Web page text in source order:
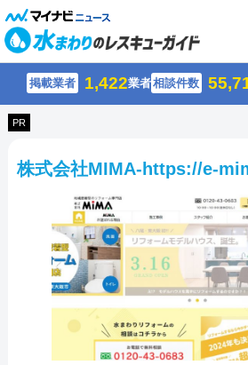
掲載業者 1,422業者相談件数
PR
株式会社MIMA-https://e-